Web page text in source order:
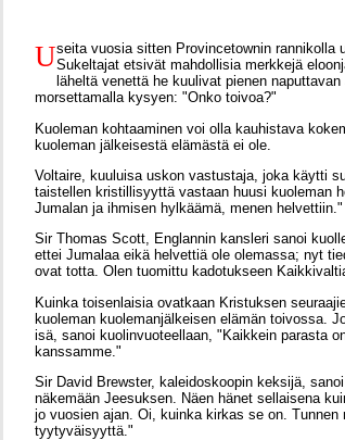
Useita vuosia sitten Provincetownin rannikolla
Sukeltajat etsivät mahdollisia merkkejä
läheltä venettä he kuulivat pienen
morsettamalla kysyen: "Onko toivoa?"
Kuoleman kohtaaminen voi olla kauhistava
kuoleman jälkeisestä elämästä ei ole.
Voltaire, kuuluisa uskon vastustaja, joka käytti
taistellen kristillisyyttä vastaan huusi kuoleman
Jumalan ja ihmisen hylkäämä, menen helvettiin."
Sir Thomas Scott, Englannin kansleri sanoi
ettei Jumalaa eikä helvettiä ole olemassa; nyt
ovat totta. Olen tuomittu kadotukseen
Kuinka toisenlaisia ovatkaan Kristuksen
kuoleman kuolemanjälkeisen elämän toivossa.
isä, sanoi kuolinvuoteellaan, "Kaikkein parasta
kanssamme."
Sir David Brewster, kaleidoskoopin keksijä,
näkemään Jeesuksen. Näen hänet sellaisena
jo vuosien ajan. Oi, kuinka kirkas se on. Tunnen
tyytyväisyyttä."